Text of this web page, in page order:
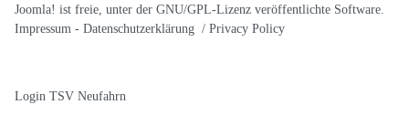
Joomla! ist freie, unter der GNU/GPL-Lizenz veröffentlichte Software.
Impressum - Datenschutzerklärung / Privacy Policy
Login TSV Neufahrn